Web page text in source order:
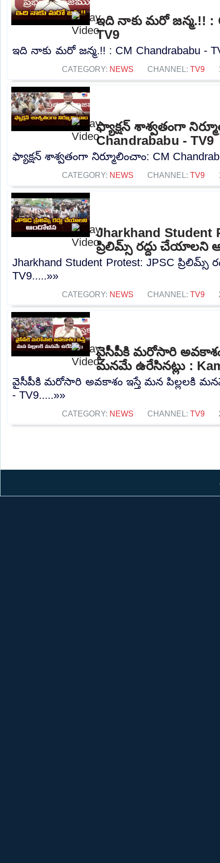
ఇది నాకు మరో జన్మ.!! :
TV9
ఇది నాకు మరో జన్మ.!! : CM Chandrababu -
CATEGORY: NEWS CHANNEL: TV9
ఫ్యాక్షన్ శాశ్వతంగా
Chandrababu - TV9
ఫ్యాక్షన్ శాశ్వతంగా నిర్మూలించాం: CM
CATEGORY: NEWS CHANNEL: TV9
Jharkhand Student
ప్రిలిమ్స్‌ రద్దు చేయాలని
Jharkhand Student Protest: JPSC
TV9.....»»
CATEGORY: NEWS CHANNEL: TV9
వైసీపీకి మరోసారి అవకాశం
మనమే ఉరేసినట్లు :
వైసీపీకి మరోసారి అవకాశం ఇస్తే మన పిల్లలకి మనమే
- TV9.....»»
CATEGORY: NEWS CHANNEL: TV9